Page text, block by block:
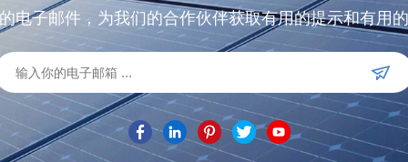
电子邮件，为我们的合作伙伴获取有用的提示和有用